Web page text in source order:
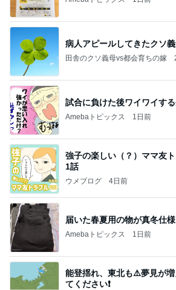
病人アピールしてきたクソ
田舎のクソ義母vs都会育ちの嫁
試合に負けた後ワイワイす
Amebaトピックス 1日前
強子の楽しい（？）ママ友
1話
ウメブログ 4日前
届いた春夏用の物が真冬仕様
Amebaトピックス 1日前
能登揺れ、東北も⚠️夢見が増
てください❗️